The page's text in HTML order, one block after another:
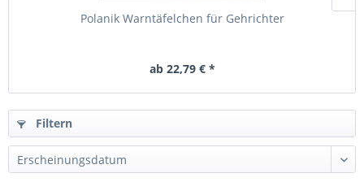
Polanik Warntäfelchen für Gehrichter
ab 22,79 € *
Filtern